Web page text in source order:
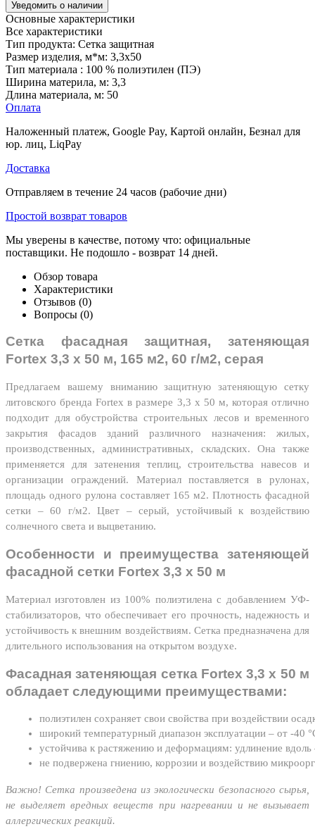
Уведомить о наличии
Основные характеристики
Все характеристики
Тип продукта: Сетка защитная
Размер изделия, м*м: 3,3x50
Тип материала : 100 % полиэтилен (ПЭ)
Ширина материла, м: 3,3
Длина материала, м: 50
Оплата
Наложенный платеж, Google Pay, Картой онлайн, Безнал для
юр. лиц, LiqPay
Доставка
Отправляем в течение 24 часов (рабочие дни)
Простой возврат товаров
Мы уверены в качестве, потому что: официальные
поставщики. Не подошло - возврат 14 дней.
Обзор товара
Характеристики
Отзывов (0)
Вопросы (0)
Сетка фасадная защитная, затеняющая
Fortex 3,3 х 50 м, 165 м2, 60 г/м2, серая
Предлагаем вашему вниманию защитную затеняющую сетку
литовского бренда Fortex в размере 3,3 х 50 м, которая отлично
подходит для обустройства строительных лесов и временного
закрытия фасадов зданий различного назначения: жилых,
производственных, административных, складских. Она также
применяется для затенения теплиц, строительства навесов и
организации ограждений. Материал поставляется в рулонах,
площадь одного рулона составляет 165 м2. Плотность фасадной
сетки – 60 г/м2. Цвет – серый, устойчивый к воздействию
солнечного света и выцветанию.
Особенности и преимущества затеняющей
фасадной сетки Fortex 3,3 х 50 м
Материал изготовлен из 100% полиэтилена с добавлением УФ-
стабилизаторов, что обеспечивает его прочность, надежность и
устойчивость к внешним воздействиям. Сетка предназначена для
длительного использования на открытом воздухе.
Фасадная затеняющая сетка Fortex 3,3 х 50 м
обладает следующими преимуществами:
полиэтилен сохраняет свои свойства при воздействии
широкий температурный диапазон эксплуатации – от -40
устойчива к растяжению и деформациям: удлинение
не подвержена гниению, коррозии и воздействию
Важно! Сетка произведена из экологически безопасного сырья,
не выделяет вредных веществ при нагревании и не вызывает
аллергических реакций.